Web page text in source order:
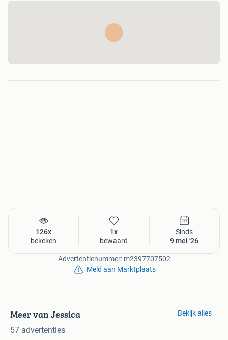
126x
bekeken
1x
bewaard
Sinds
9 mei '26
Advertentienummer: m2397707502
Meld aan Marktplaats
Meer van Jessica
57 advertenties
Bekijk alles